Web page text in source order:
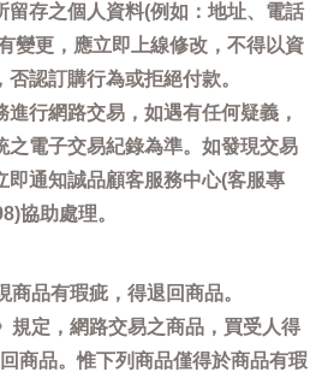
留存之個人資料(例如：地址、電話
變更，應立即上線修改，不得以資
認訂購行為或拒絕付款。
進行網路交易，如遇有任何疑義，
之電子交易紀錄為準。如發現交易
即通知誠品顧客服務中心(客服專
協助處理。
品有瑕疵，得退回商品。
規定，網路交易之商品，買受人得
商品。惟下列商品僅得於商品有瑕